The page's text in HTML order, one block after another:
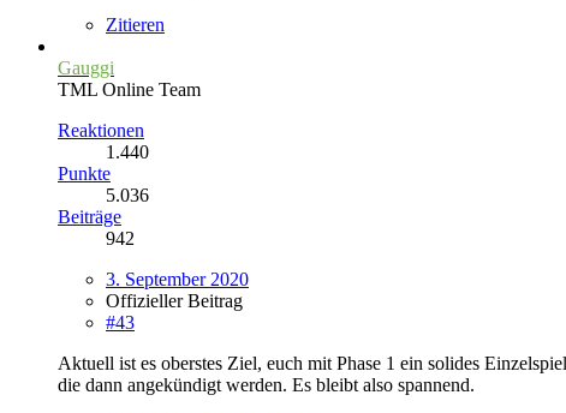
Zitieren
Gauggi
TML Online Team
Reaktionen
1.440
Punkte
5.036
Beiträge
942
3. September 2020
Offizieller Beitrag
#43
Aktuell ist es oberstes Ziel, euch mit Phase 1 ein solides
die dann angekündigt werden. Es bleibt also spannend.